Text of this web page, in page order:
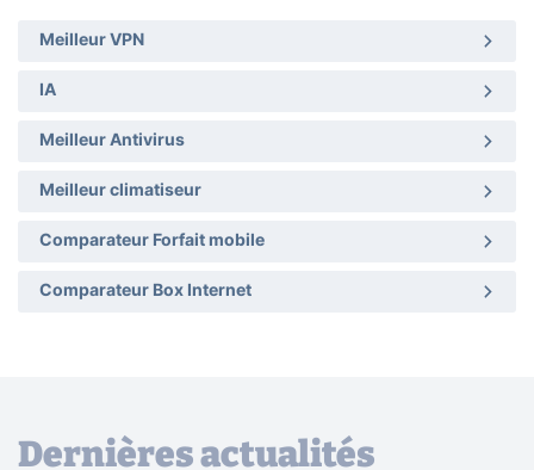
Meilleur VPN
IA
Meilleur Antivirus
Meilleur climatiseur
Comparateur Forfait mobile
Comparateur Box Internet
Dernières actualités